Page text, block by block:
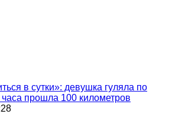
в сутки»: девушка гуляла по
часа прошла 100 километров